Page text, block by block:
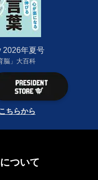
2026年夏号
脳」大百科
ちらから
ついて